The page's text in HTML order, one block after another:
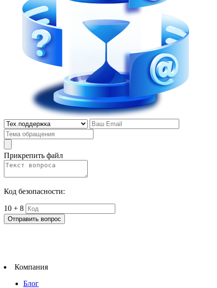
Прикрепить файл
Код безопасности:
10 + 8
Компания
Блог